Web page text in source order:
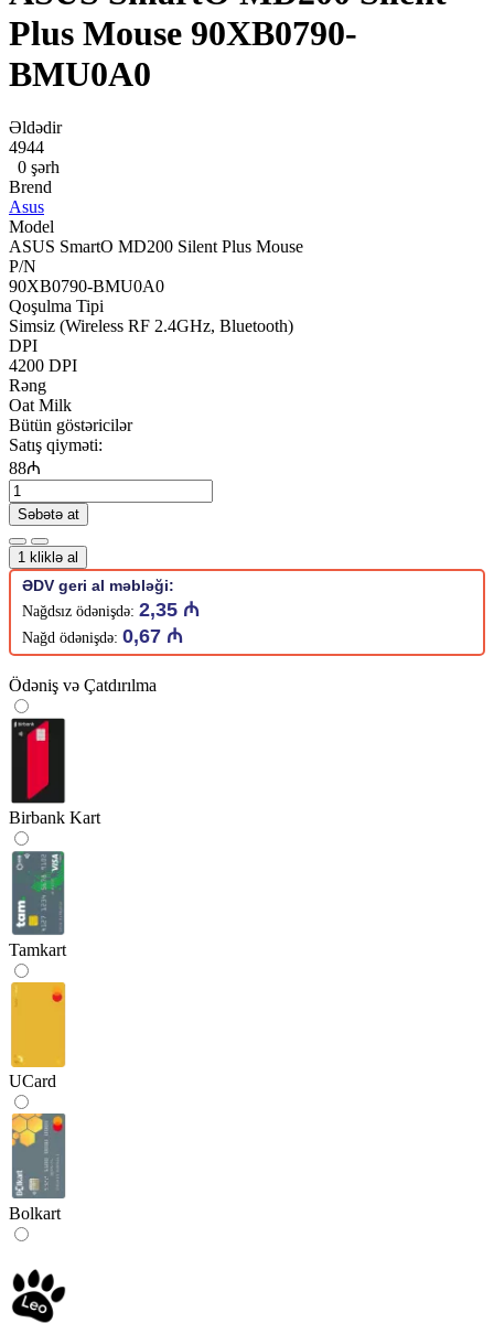
Plus Mouse 90XB0790-
BMU0A0
Əldədir
4944
0 şərh
Brend
Asus
Model
ASUS SmartO MD200 Silent Plus Mouse
P/N
90XB0790-BMU0A0
Qoşulma Tipi
Simsiz (Wireless RF 2.4GHz, Bluetooth)
DPI
4200 DPI
Rəng
Oat Milk
Bütün göstəricilər
Satış qiyməti:
88₼
Səbətə at
1 kliklə al
ƏDV geri al məbləği:
Nağdsız ödənişdə: 2,35 ₼
Nağd ödənişdə: 0,67 ₼
Ödəniş və Çatdırılma
Birbank Kart
Tamkart
UCard
Bolkart